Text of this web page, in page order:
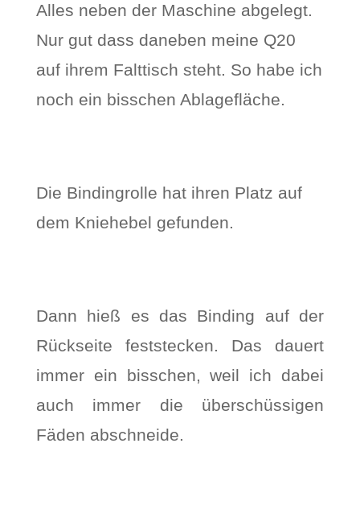
Alles neben der Maschine abgelegt.
Nur gut dass daneben meine Q20
auf ihrem Falttisch steht. So habe ich
noch ein bisschen Ablagefläche.
Die Bindingrolle hat ihren Platz auf
dem Kniehebel gefunden.
Dann hieß es das Binding auf der
Rückseite feststecken. Das dauert
immer ein bisschen, weil ich dabei
auch immer die überschüssigen
Fäden abschneide.